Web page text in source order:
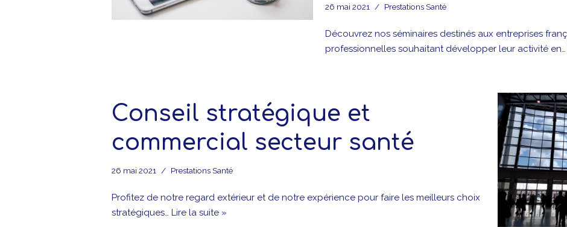
26 mai 2021 Prestations Santé
Découvrez nos séminaires destinés aux entreprises
professionnelles souhaitant développer leur activité en…
Conseil stratégique et
commercial secteur santé
26 mai 2021 Prestations Santé
Profitez de notre regard extérieur et de notre expérience pour faire les meilleurs choix
stratégiques…Lire la suite »